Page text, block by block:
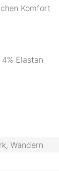
Komfort
Elastan
Wandern